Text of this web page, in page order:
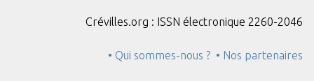
Crévilles.org : ISSN électronique 2260-2046
• Qui sommes-nous ? • Nos partenaires